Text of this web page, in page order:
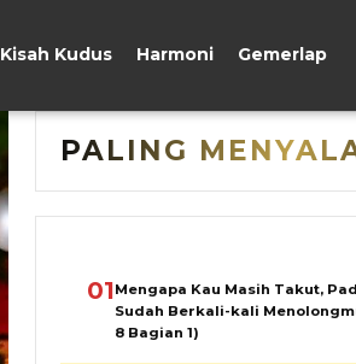
Kisah Kudus Harmoni Gemerlap
PALING
01Mengapa Kau Masih Takut,
Sudah Berkali-kali
8 Bagian 1)